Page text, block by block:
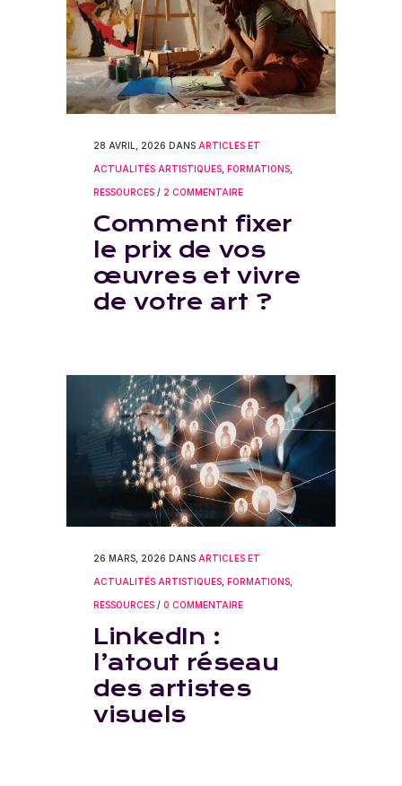
28 AVRIL, 2026 DANS ARTICLES ET
ACTUALITÉS ARTISTIQUES FORMATIONS
RESSOURCES / 2 COMMENTAIRE
Comment fixer
le prix de vos
œuvres et vivre
de votre art ?
26 MARS, 2026 DANS ARTICLES ET
ACTUALITÉS ARTISTIQUES FORMATIONS
RESSOURCES / 0 COMMENTAIRE
LinkedIn :
l’atout réseau
des artistes
visuels